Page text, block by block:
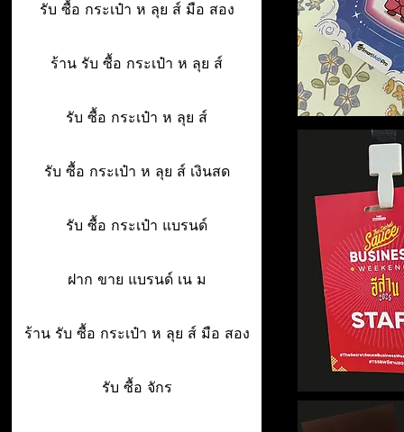
รับ ซื้อ กระเป๋า ห ลุย ส์ มือ สอง
ร้าน รับ ซื้อ กระเป๋า ห ลุย ส์
รับ ซื้อ กระเป๋า ห ลุย ส์
รับ ซื้อ กระเป๋า ห ลุย ส์ เงินสด
รับ ซื้อ กระเป๋า แบรนด์
ฝาก ขาย แบรนด์ เน ม
ร้าน รับ ซื้อ กระเป๋า ห ลุย ส์ มือ สอง
รับ ซื้อ จักร